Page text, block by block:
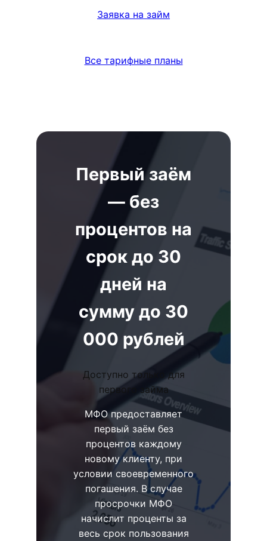
Заявка на займ
Все тарифные планы
Первый заём
— без
процентов на
срок до 30
дней на
сумму до 30
000 рублей
Доступно только для
первого займа
МФО предоставляет
первый заём без
процентов каждому
новому клиенту, при
условии своевременного
погашения. В случае
просрочки МФО
начислит проценты за
весь срок пользования